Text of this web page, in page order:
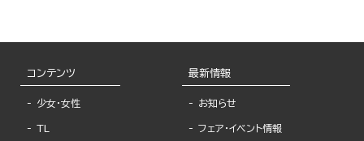
コンテンツ
少女・女性
TL
最新情報
お知らせ
フェア・イベント情報